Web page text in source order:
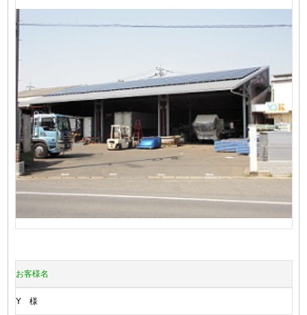
お客様名
Y 様